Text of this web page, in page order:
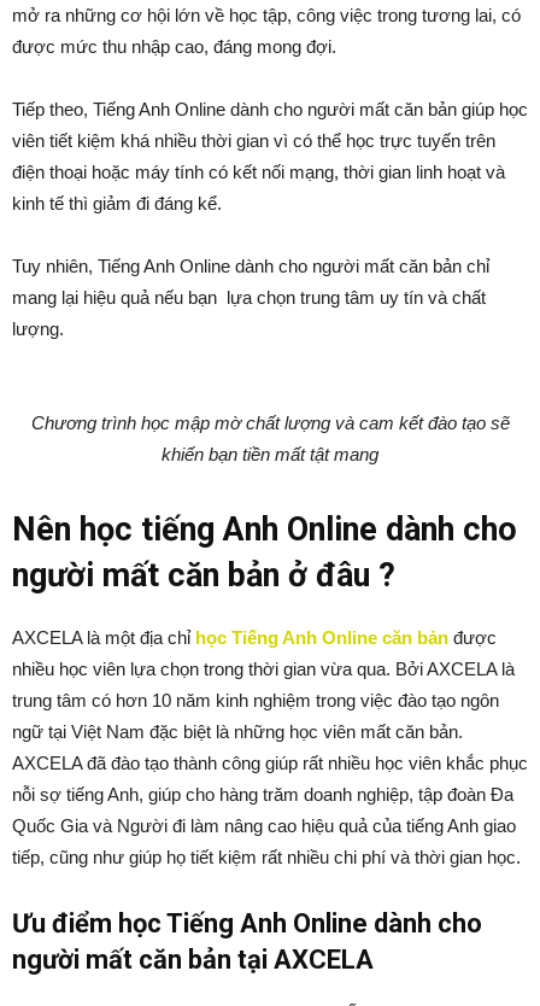
mở ra những cơ hội lớn về học tập, công việc trong tương lai, có
được mức thu nhập cao, đáng mong đợi.
Tiếp theo, Tiếng Anh Online dành cho người mất căn bản giúp học
viên tiết kiệm khá nhiều thời gian vì có thể học trực tuyến trên
điện thoại hoặc máy tính có kết nối mạng, thời gian linh hoạt và
kinh tế thì giảm đi đáng kể.
Tuy nhiên, Tiếng Anh Online dành cho người mất căn bản chỉ
mang lại hiệu quả nếu bạn lựa chọn trung tâm uy tín và chất
lượng.
Chương trình học mập mờ chất lượng và cam kết đào tạo sẽ
khiến bạn tiền mất tật mang
Nên học tiếng Anh Online dành cho
người mất căn bản ở đâu ?
AXCELA là một địa chỉ học Tiếng Anh Online căn bản được
nhiều học viên lựa chọn trong thời gian vừa qua. Bởi AXCELA là
trung tâm có hơn 10 năm kinh nghiệm trong việc đào tạo ngôn
ngữ tại Việt Nam đặc biệt là những học viên mất căn bản.
AXCELA đã đào tạo thành công giúp rất nhiều học viên khắc phục
nỗi sợ tiếng Anh, giúp cho hàng trăm doanh nghiệp, tập đoàn Đa
Quốc Gia và Người đi làm nâng cao hiệu quả của tiếng Anh giao
tiếp, cũng như giúp họ tiết kiệm rất nhiều chi phí và thời gian học.
Ưu điểm học Tiếng Anh Online dành cho
người mất căn bản tại AXCELA